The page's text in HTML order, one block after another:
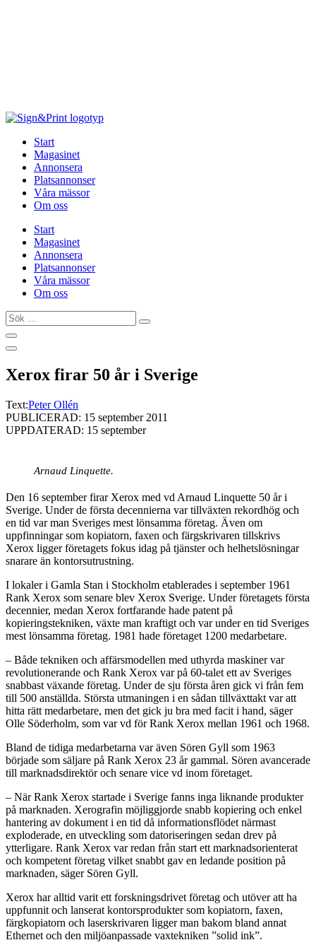
Start
Magasinet
Annonsera
Platsannonser
Våra mässor
Om oss
Start
Magasinet
Annonsera
Platsannonser
Våra mässor
Om oss
Sök
…
Xerox firar 50 år i Sverige
Text:Peter Ollén
PUBLICERAD: 15 september 2011
UPPDATERAD: 15 september
Arnaud Linquette.
Den 16 september firar Xerox med vd Arnaud Linquette 50 år i
Sverige. Under de första decennierna var tillväxten rekordhög och
en tid var man Sveriges mest lönsamma företag. Även om
uppfinningar som kopiatorn, faxen och färgskrivaren tillskrivs
Xerox ligger företagets fokus idag på tjänster och helhetslösningar
snarare än kontorsutrustning.
I lokaler i Gamla Stan i Stockholm etablerades i september 1961
Rank Xerox som senare blev Xerox Sverige. Under företagets första
decennier, medan Xerox fortfarande hade patent på
kopieringstekniken, växte man kraftigt och var under en tid Sveriges
mest lönsamma företag. 1981 hade företaget 1200 medarbetare.
– Både tekniken och affärsmodellen med uthyrda maskiner var
revolutionerande och Rank Xerox var på 60-talet ett av Sveriges
snabbast växande företag. Under de sju första åren gick vi från fem
till 500 anställda. Största utmaningen i en sådan tillväxttakt var att
hitta rätt medarbetare, men det gick ju bra med facit i hand, säger
Olle Söderholm, som var vd för Rank Xerox mellan 1961 och 1968.
Bland de tidiga medarbetarna var även Sören Gyll som 1963
började som säljare på Rank Xerox 23 år gammal. Sören avancerade
till marknadsdirektör och senare vice vd inom företaget.
– När Rank Xerox startade i Sverige fanns inga liknande produkter
på marknaden. Xerografin möjliggjorde snabb kopiering och enkel
hantering av dokument i en tid då informationsflödet närmast
exploderade, en utveckling som datoriseringen sedan drev på
ytterligare. Rank Xerox var redan från start ett marknadsorienterat
och kompetent företag vilket snabbt gav en ledande position på
marknaden, säger Sören Gyll.
Xerox har alltid varit ett forskningsdrivet företag och utöver att ha
uppfunnit och lanserat kontorsprodukter som kopiatorn, faxen,
färgkopiatorn och laserskrivaren ligger man bakom bland annat
Ethernet och den miljöanpassade vaxtekniken ”solid ink”.